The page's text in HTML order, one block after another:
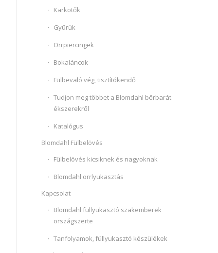
Karkötők
Gyűrűk
Orrpiercingek
Bokaláncok
Fülbevaló vég, tisztítókendő
Tudjon meg többet a Blomdahl bőrbarát
ékszerekről
Katalógus
Blomdahl Fülbelövés
Fülbelövés kicsiknek és nagyoknak
Blomdahl orrlyukasztás
Kapcsolat
Blomdahl füllyukasztó szakemberek
országszerte
Tanfolyamok, füllyukasztó készülékek